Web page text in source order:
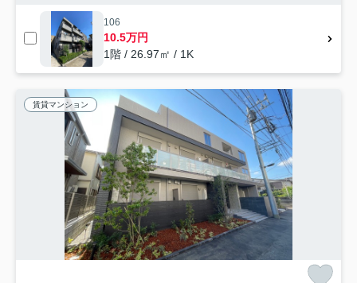
106
10.5万円
1階 / 26.97㎡ / 1K
賃貸マンション